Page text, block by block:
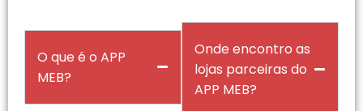
O que é o APP
MEB?
Onde encontro as
lojas parceiras do
APP MEB?